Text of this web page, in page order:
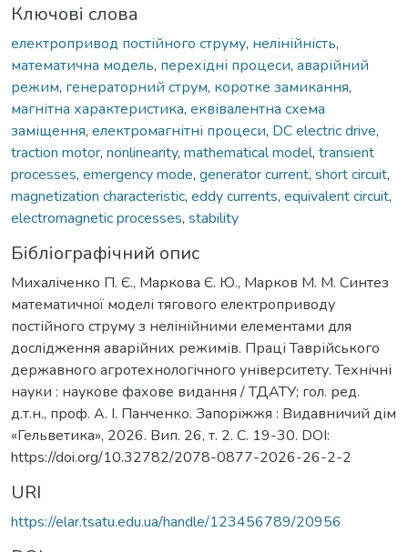
Ключові слова
електропривод постійного струму, нелінійність,
математична модель, перехідні процеси, аварійний
режим, генераторний струм, коротке замикання,
магнітна характеристика, еквівалентна схема
заміщення, електромагнітні процеси, DC electric drive,
traction motor, nonlinearity, mathematical model, transient
processes, emergency mode, generator current, short circuit,
magnetization characteristic, eddy currents, equivalent circuit,
electromagnetic processes, stability
Бібліографічний опис
Михаліченко П. Є., Маркова Є. Ю., Марков М. М. Синтез
математичної моделі тягового електроприводу
постійного струму з нелінійними елементами для
дослідження аварійних режимів. Праці Таврійського
державного агротехнологічного університету. Технічні
науки : наукове фахове видання / ТДАТУ; гол. ред.
д.т.н., проф. А. І. Панченко. Запоріжжя : Видавничий дім
«Гельветика», 2026. Вип. 26, т. 2. С. 19-30. DOI:
https://doi.org/10.32782/2078-0877-2026-26-2-2
URI
https://elar.tsatu.edu.ua/handle/123456789/20956